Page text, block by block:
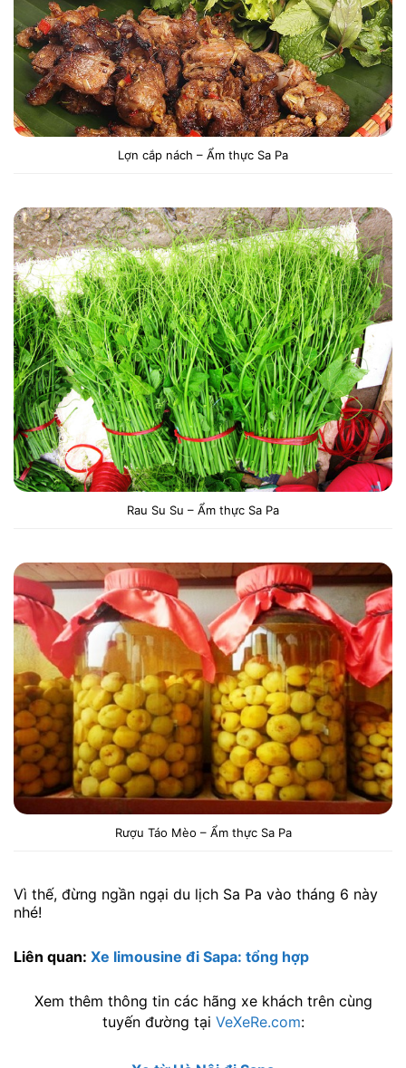
Lợn cắp nách – Ẩm thực Sa Pa
Rau Su Su – Ẩm thực Sa Pa
Rượu Táo Mèo – Ẩm thực Sa Pa
Vì thế, đừng ngần ngại du lịch Sa Pa vào tháng 6 này
nhé!
Liên quan: Xe limousine đi Sapa: tổng hợp
Xem thêm thông tin các hãng xe khách trên cùng
tuyến đường tại VeXeRe.com: